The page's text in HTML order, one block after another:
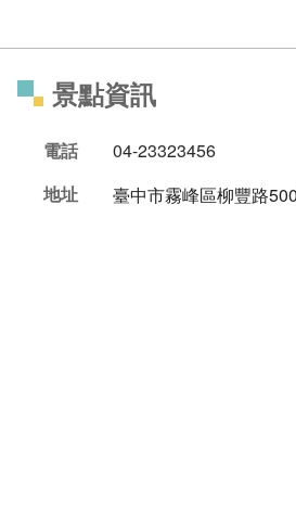
景點資訊
電話
04-23323456
地址
臺中市霧峰區柳豐路